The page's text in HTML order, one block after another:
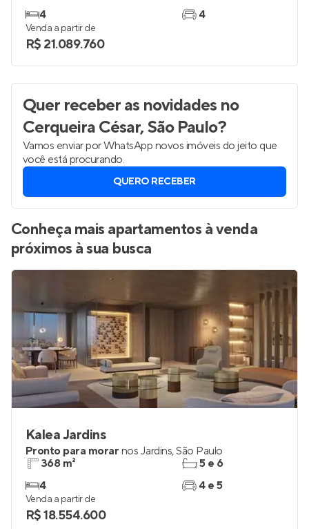
4 4
Venda a partir de
R$ 21.089.760
Quer receber as novidades no
Cerqueira César, São Paulo?
Vamos enviar por WhatsApp novos imóveis do jeito que
você está procurando.
QUERO RECEBER
Conheça mais apartamentos à venda
próximos à sua busca
Kalea Jardins
Pronto para morar nos Jardins,São Paulo
368 m²
4
5 e 6
4 e 5
Venda a partir de
R$ 18.554.600